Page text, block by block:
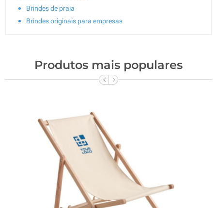
Brindes de praia
Brindes originais para empresas
Produtos mais populares